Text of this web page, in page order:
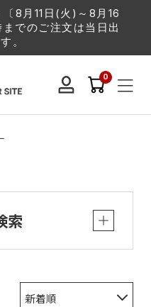
8月11日(火)～8月16
でのご注文は当日出
。
0
索
新着順